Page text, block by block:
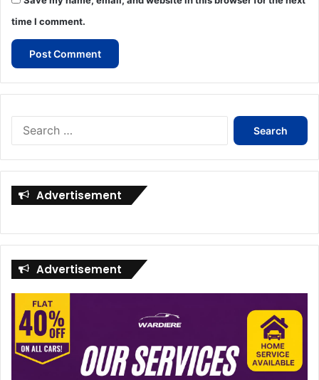
time I comment.
Search
Advertisement
Advertisement